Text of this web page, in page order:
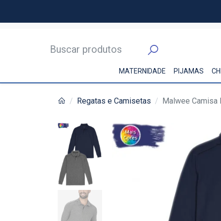
MATERNIDADE PIJAMAS
Regatas e Camisetas Malwee Camisa